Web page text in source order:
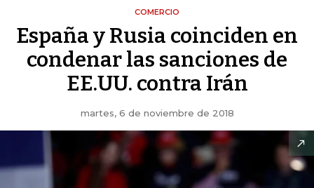
COMERCIO
España y Rusia coinciden en
condenar las sanciones de
EE.UU. contra Irán
martes, 6 de noviembre de 2018